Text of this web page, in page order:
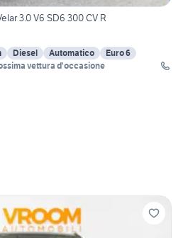
3.0 V6 SD6 300 CV R
Diesel Automatico
Euro 6
vettura d'occasione